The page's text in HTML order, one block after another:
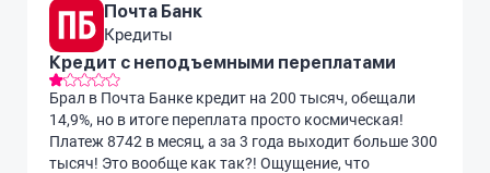
Почта Банк
Кредиты
Кредит с неподъемными переплатами
Брал в Почта Банке кредит на 200 тысяч, обещали
14,9%, но в итоге переплата просто космическая!
Платеж 8742 в месяц, а за 3 года выходит больше 300
тысяч! Это вообще как так?! Ощущение, что